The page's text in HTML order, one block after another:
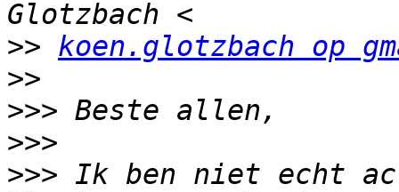
>> koen.glotzbach op
>>
>>>
>>>
>>> Ik ben niet echt